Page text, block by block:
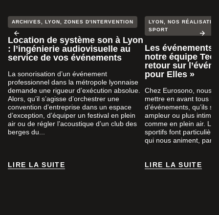
ARCHIVES LYON ZONES D'INTERVENTION
Location de système son à Lyon
: l’ingénierie audiovisuelle au
service de vos événements
La sonorisation d’un événement
professionnel dans la métropole lyonnaise
demande une rigueur d’exécution absolue.
Alors, qu’il s’agisse d’orchestrer une
convention d’entreprise dans un espace
d’exception, d’équiper un festival en plein
air ou de régler l’acoustique d’un club des
berges du...
LIRE LA SUITE
LYON
NOS
SPORT
Les événements
notre équipe
retour sur
pour Elles »
Chez Eurosono, nous
mettre en avant tous
d’événements, qu’ils
ampleur ou plus
comme en plein air.
sportifs font
qui nous animent, par...
LIRE LA SUITE